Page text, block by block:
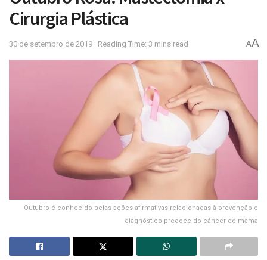
Cirurgia Plástica
30 de setembro de 2019 Reading Time: 3 mins read AA
Outubro é conhecido pelas ações afirmativas relacionadas à prevenção e
diagnóstico precoce do câncer de mama